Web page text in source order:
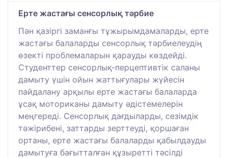
Ерте жастағы сенсорлық тәрбие
Пән қазіргі заманғы тұжырымдамаларды, ерте
жастағы балаларды сенсорлық тәрбиелеудің
өзекті проблемаларын қарауды көздейді.
Студенттер сенсорлық-перцептивтік саланы
дамыту үшін ойын жаттығулары жүйесін
пайдалану арқылы ерте жастағы балаларда
ұсақ моториканы дамыту әдістемелерін
меңгереді. Сенсорлық дағдыларды, сезімдік
тәжірибені, заттарды зерттеуді, қоршаған
ортаны, ерте жастағы балаларды қабылдауды
дамытуға бағытталған құзыретті тәсілді